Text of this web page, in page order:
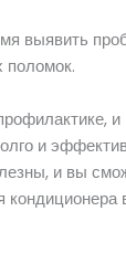
выявить
поломок.
и
и вы
кондиционера